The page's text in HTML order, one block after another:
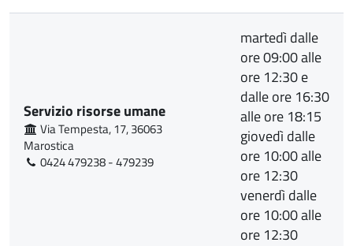
Servizio risorse umane
Via Tempesta, 17, 36063
Marostica
0424 479238 - 479239
martedì dalle
ore 09:00 alle
ore 12:30 e
dalle ore 16:30
alle ore 18:15
giovedì dalle
ore 10:00 alle
ore 12:30
venerdì dalle
ore 10:00 alle
ore 12:30